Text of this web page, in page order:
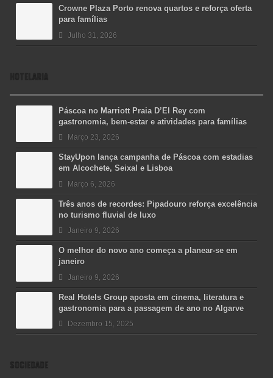
Crowne Plaza Porto renova quartos e reforça oferta
para famílias
Julho 31, 2026
HOTELARIA
Páscoa no Marriott Praia D’El Rey com
gastronomia, bem-estar e atividades para famílias
Março 23, 2026
StayUpon lança campanha de Páscoa com estadias
em Alcochete, Seixal e Lisboa
Março 6, 2026
Três anos de recordes: Pipadouro reforça excelência
no turismo fluvial de luxo
Janeiro 9, 2026
O melhor do novo ano começa a planear-se em
janeiro
Janeiro 9, 2026
Real Hotels Group aposta em cinema, literatura e
gastronomia para a passagem de ano no Algarve
Dezembro 15, 2025
SOCIEDADE